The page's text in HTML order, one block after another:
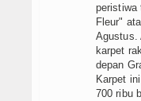
peristiwa
Fleur"
Agustus.
karpet
depan
Karpet
700 ribu